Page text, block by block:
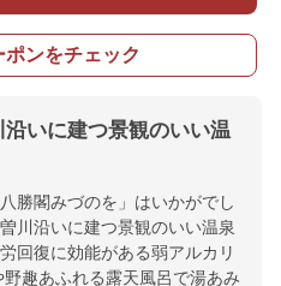
ポンをチェック
沿いに建つ景観のいい温
勝閣みづのを」はいかがでし
川沿いに建つ景観のいい温泉
回復に効能がある弱アルカリ
趣あふれる露天風呂で湯あみ